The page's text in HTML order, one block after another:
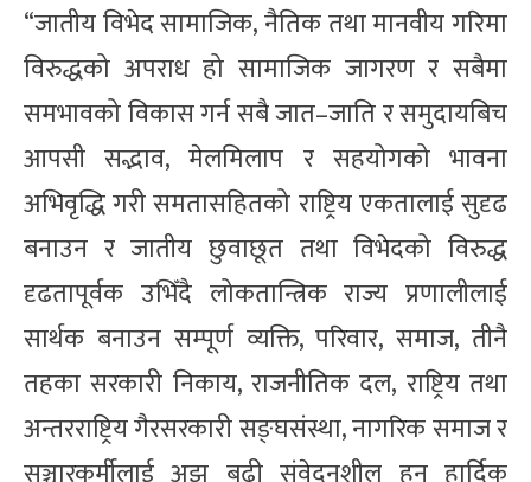
“जातीय विभेद सामाजिक, नैतिक तथा मानवीय गरिमा
विरुद्धको अपराध हो सामाजिक जागरण र सबैमा
समभावको विकास गर्न सबै जात–जाति र समुदायबिच
आपसी सद्भाव, मेलमिलाप र सहयोगको भावना
अभिवृद्धि गरी समतासहितको राष्ट्रिय एकतालाई सुदृढ
बनाउन र जातीय छुवाछूत तथा विभेदको विरुद्ध
दृढतापूर्वक उभिँदै लोकतान्त्रिक राज्य प्रणालीलाई
सार्थक बनाउन सम्पूर्ण व्यक्ति, परिवार, समाज, तीनै
तहका सरकारी निकाय, राजनीतिक दल, राष्ट्रिय तथा
अन्तरराष्ट्रिय गैरसरकारी सङ्घसंस्था, नागरिक समाज र